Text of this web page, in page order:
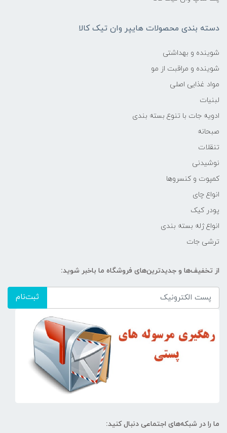
دسته بندی محصولات هایپر وان تیک کالا
شوینده و بهداشتی
شوینده و مراقبت از مو
مواد غذایی اصلی
لبنیات
ادویه جات با تنوع بسته بندی
صبحانه
تنقلات
نوشیدنی
کمپوت و کنسروها
انواع چای
پودر کیک
انواع ژله بسته بندی
ترشی جات
از تخفیف‌ها و جدیدترین‌های فروشگاه ما باخبر شوید:
ثبت‌نام
ما را در شبکه‌های اجتماعی دنبال کنید: